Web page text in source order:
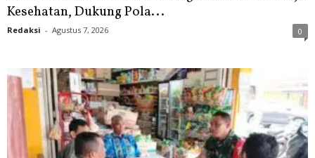
Kesehatan, Dukung Pola...
Redaksi - Agustus 7, 2026 0